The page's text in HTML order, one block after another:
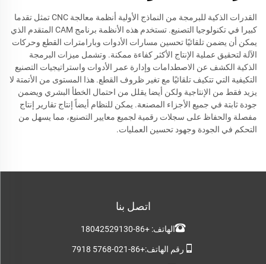
القدرات الذكية للبرمجة من النماذج الأولية أنظمة معالجة CNC تمثل تقدما
كبيرا في تكنولوجيا التصنيع. تستخدم هذه الأنظمة برنامج CAM المتقدم الذي
يمكن أن يضمن تلقائيًا تحسين مسارات الأدوات وبارامترات القطع وحركات
الآلة لتحقيق عملية الإنتاج الأكثر كفاءة ممكنة. وتشمل ميزات البرمجة
الذكية الكشف عن الاصطدامات وإدارة عمر الأدوات واستراتيجيات التصنيع
التكيفية التي تتكيف تلقائيًا مع تغير ظروف القطع. هذا المستوى من الأتمتة لا
يزيد فقط من الإنتاجية ولكن أيضا يقلل من احتمال الخطأ البشري ويضمن
جودة ثابتة في جميع الأجزاء المصنعة. يمكن للنظام أيضاً إنتاج تقارير إنتاج
مفصلة والحفاظ على سجلات رقمية لجميع معايير التصنيع، مما يسهل من
التحكم في الجودة وجهود تحسين العمليات.
اتصل بنا
الهاتف:+86-18042529130
رقم الهاتف:+86-021-5768 7918